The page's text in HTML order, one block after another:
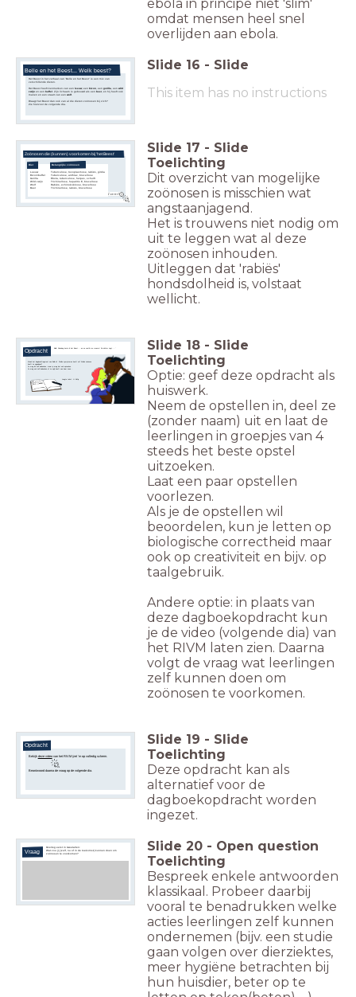
ebola in principe niet 'slim'
omdat mensen heel snel
overlijden aan ebola.
Belle en het Beest... Welk beest?
Het Beest in het verhaal van 'Belle en het Beest' is een mix van
verschillende dieren.
Het Beest heeft kenmerken van een leeuw, een bizon, een gorilla, een wild
zwijnen een buffel. Zijn lichaam is gebouwd als een beer, en hij heeft ook
manen en een staart van een wolf.
Draagt het Beest dan ook van al die dieren zoönosen bij zich?
Zie hiervoor de volgende dia.
Slide 16 - Slide
This item has no instructions
Zoönosen die (kunnen) voorkomen bij 'het Beest'
Zoenen?
Leeuw
Bizon/buffel
Gorilla
Wild zwijn
Wolf
Beer
Tuberculose, toxoplasmose, rabiës, girdia
Tuberculose, anthrax, brucellose
Ebola, tuberculose, herpes, schurft
Trichinellose, hepatitis E, brucellose
Rabiës, echinokokkose, brucellose
Trichinellose, rabiës, brucellose
Dier Belangrijke zoönosen
Slide 17 - Slide
Toelichting
Dit overzicht van mogelijke
zoönosen is misschien wat
angstaanjagend.
Het is trouwens niet nodig om
uit te leggen wat al deze
zoönosen inhouden.
Uitleggen dat 'rabiës'
hondsdolheid is, volstaat
wellicht.
Opdracht Belle: 'Vandaag kuste ik het Beest....en nu voel ik me vreemd.De dokter zegt....'
Lengte tekst: ½ A4'tje
Slide 18 - Slide
Toelichting
Optie: geef deze opdracht als
huiswerk.
Neem de opstellen in, deel ze
(zonder naam) uit en laat de
leerlingen in groepjes van 4
steeds het beste opstel
uitzoeken.
Laat een paar opstellen
voorlezen.
Als je de opstellen wil
beoordelen, kun je letten op
biologische correctheid maar
ook op creativiteit en bijv. op
taalgebruik.
Andere optie: in plaats van
deze dagboekopdracht kun
je de video (volgende dia) van
het RIVM laten zien. Daarna
volgt de vraag wat leerlingen
zelf kunnen doen om
zoönosen te voorkomen.
Opdracht
Bekijk deze videovan het RIVM (zet 'm op volledig scherm.
Beantwoord daarna de vraag op de volgende dia.
Slide 19 - Slide
Toelichting
Deze opdracht kan als
alternatief voor de
dagboekopdracht worden
ingezet.
Vraag
Overleg eerst in tweetallen:
Wat zou jij (zelf, nu of in de toekomst) kunnen doen om
zoönosen te voorkomen?
Slide 20 - Open question
Toelichting
Bespreek enkele antwoorden
klassikaal. Probeer daarbij
vooral te benadrukken welke
acties leerlingen zelf kunnen
ondernemen (bijv. een studie
gaan volgen over dierziektes,
meer hygiëne betrachten bij
hun huisdier, beter op te